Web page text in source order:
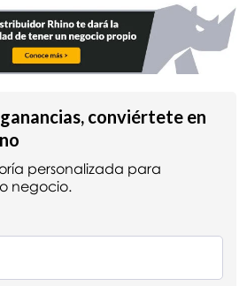
conviértete en
personalizada para
negocio.